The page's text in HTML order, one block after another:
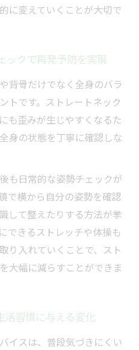
に変えていくことが大切で
ックで再発予防を実現
背骨だけでなく全身のバラ
トです。ストレートネック
も歪みが生じやすくなるた
身の状態を丁寧に確認しな
も日常的な姿勢チェックが
で横から自分の姿勢を確認
して整えたりする方法が挙
できるストレッチや体操も
り入れていくことで、スト
大幅に減らすことができま
活習慣に与える変化
イスは、普段気づきにくい